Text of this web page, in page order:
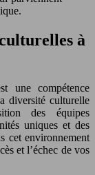
à
une compétence
diversité culturelle
des équipes
uniques et des
cet environnement
et l’échec de vos